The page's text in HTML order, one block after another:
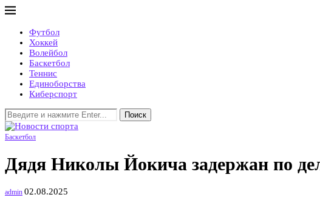
Футбол
Хоккей
Волейбол
Баскетбол
Теннис
Единоборства
Киберспорт
Поиск
Баскетбол
Дядя Николы Йокича задержан по
admin 02.08.2025